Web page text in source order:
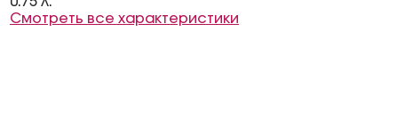
Смотреть все характеристики